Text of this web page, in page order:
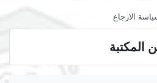
الارجاع
المكتبة